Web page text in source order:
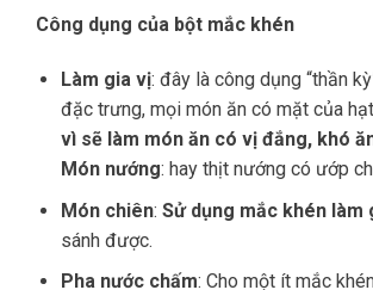
Công dụng của bột mắc khén
Làm gia vị: đây là công dụng “thần
đặc trưng, mọi món ăn có mặt của
vì sẽ làm món ăn có vị đắng, khó
Món nướng: hay thịt nướng có ướp
Món chiên: Sử dụng mắc khén làm
sánh được.
Pha nước chấm: Cho một ít mắc